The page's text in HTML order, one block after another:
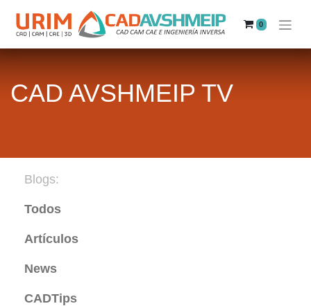
0
CAD AVSHMEIP TV
Blogs:
Todos
Artículos
News
CADTips